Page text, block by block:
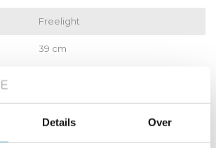
Details Over
Freelight
39 cm